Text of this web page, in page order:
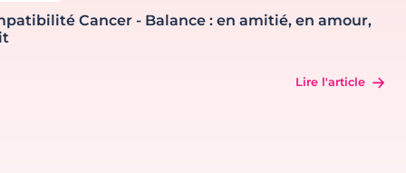
Cancer - Balance : en amitié, en amour,
Lire l'article